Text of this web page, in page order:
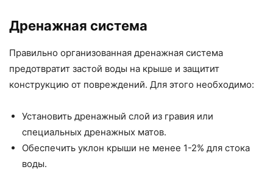
Дренажная система
Правильно организованная дренажная система
предотвратит застой воды на крыше и защитит
конструкцию от повреждений. Для этого необходимо:
Установить дренажный слой из гравия или
специальных дренажных матов.
Обеспечить уклон крыши не менее 1-2% для стока
воды.